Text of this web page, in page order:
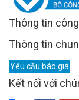
Thông tin
Thông tin
Yêu cầu báo giá
Kết nối với